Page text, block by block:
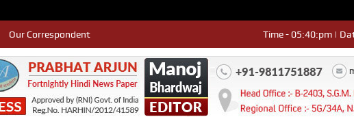
Our Correspondent Time - 05:40:pm |